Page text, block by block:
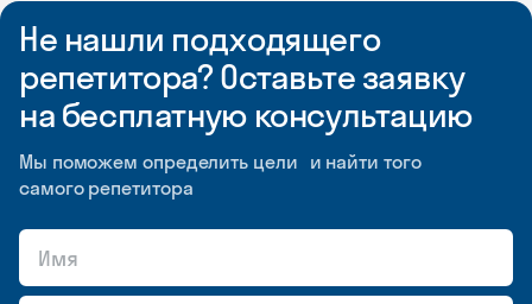
Не нашли подходящего
репетитора? Оставьте заявку
на бесплатную консультацию
Мы поможем определить цели и найти того
самого репетитора